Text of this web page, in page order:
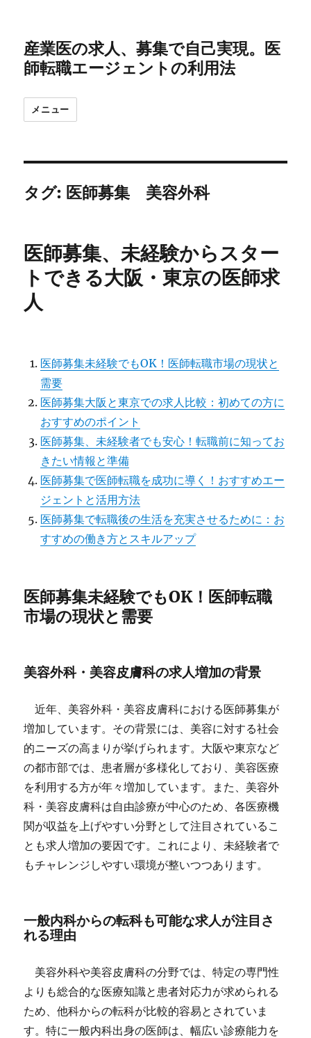
産業医の求人、募集で自己実現。医
師転職エージェントの利用法
メニュー
タグ: 医師募集 美容外科
医師募集、未経験からスター
トできる大阪・東京の医師求
人
医師募集未経験でもOK！医師転職市場の現状と
需要
医師募集大阪と東京での求人比較：初めての方に
おすすめのポイント
医師募集、未経験者でも安心！転職前に知ってお
きたい情報と準備
医師募集で医師転職を成功に導く！おすすめエー
ジェントと活用方法
医師募集で転職後の生活を充実させるために：お
すすめの働き方とスキルアップ
医師募集未経験でもOK！医師転職
市場の現状と需要
美容外科・美容皮膚科の求人増加の背景
近年、美容外科・美容皮膚科における医師募集が
増加しています。その背景には、美容に対する社会
的ニーズの高まりが挙げられます。大阪や東京など
の都市部では、患者層が多様化しており、美容医療
を利用する方が年々増加しています。また、美容外
科・美容皮膚科は自由診療が中心のため、各医療機
関が収益を上げやすい分野として注目されているこ
とも求人増加の要因です。これにより、未経験者で
もチャレンジしやすい環境が整いつつあります。
一般内科からの転科も可能な求人が注目さ
れる理由
美容外科や美容皮膚科の分野では、特定の専門性
よりも総合的な医療知識と患者対応力が求められる
ため、他科からの転科が比較的容易とされていま
す。特に一般内科出身の医師は、幅広い診療能力を